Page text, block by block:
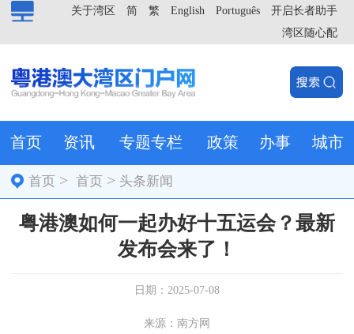
开启长者助手
Português
English
繁
简
关于湾区
湾区随心配
首页 资讯 专题专栏 政策 办事 城市
首页 >首页 > 头条新闻
粤港澳如何一起办好十五运会？最新
发布会来了！
日期：2025-07-08
来源：南方网